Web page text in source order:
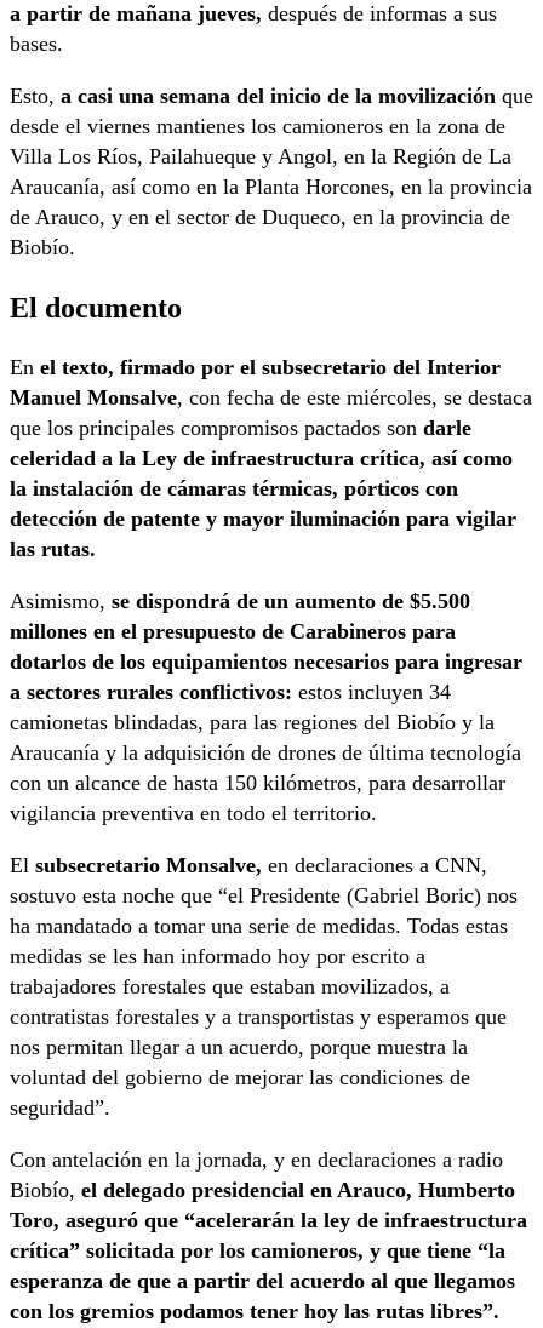
a partir de mañana jueves, después de informas a sus
bases.
Esto, a casi una semana del inicio de la movilización que
desde el viernes mantienes los camioneros en la zona de
Villa Los Ríos, Pailahueque y Angol, en la Región de La
Araucanía, así como en la Planta Horcones, en la provincia
de Arauco, y en el sector de Duqueco, en la provincia de
Biobío.
El documento
En el texto, firmado por el subsecretario del Interior
Manuel Monsalve, con fecha de este miércoles, se destaca
que los principales compromisos pactados son darle
celeridad a la Ley de infraestructura crítica, así como
la instalación de cámaras térmicas, pórticos con
detección de patente y mayor iluminación para vigilar
las rutas.
Asimismo, se dispondrá de un aumento de $5.500
millones en el presupuesto de Carabineros para
dotarlos de los equipamientos necesarios para ingresar
a sectores rurales conflictivos: estos incluyen 34
camionetas blindadas, para las regiones del Biobío y la
Araucanía y la adquisición de drones de última tecnología
con un alcance de hasta 150 kilómetros, para desarrollar
vigilancia preventiva en todo el territorio.
El subsecretario Monsalve, en declaraciones a CNN,
sostuvo esta noche que “el Presidente (Gabriel Boric) nos
ha mandatado a tomar una serie de medidas. Todas estas
medidas se les han informado hoy por escrito a
trabajadores forestales que estaban movilizados, a
contratistas forestales y a transportistas y esperamos que
nos permitan llegar a un acuerdo, porque muestra la
voluntad del gobierno de mejorar las condiciones de
seguridad”.
Con antelación en la jornada, y en declaraciones a radio
Biobío, el delegado presidencial en Arauco, Humberto
Toro, aseguró que “acelerarán la ley de infraestructura
crítica” solicitada por los camioneros, y que tiene “la
esperanza de que a partir del acuerdo al que llegamos
con los gremios podamos tener hoy las rutas libres”.